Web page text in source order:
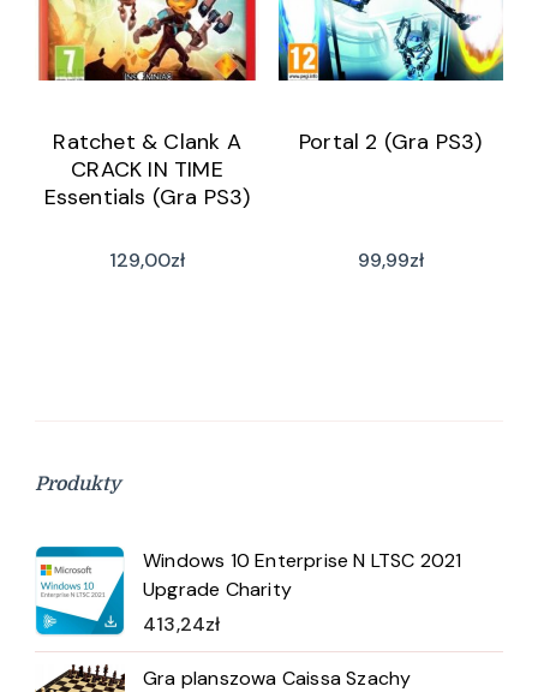
Ratchet & Clank A
CRACK IN TIME
Essentials (Gra PS3)
129,00zł
Portal 2 (Gra PS3)
99,99zł
Produkty
Windows 10 Enterprise N LTSC 2021
Upgrade Charity
413,24zł
Gra planszowa Caissa Szachy